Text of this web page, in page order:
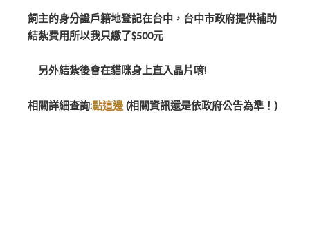
飼主的身分證戶籍地登記在台中，台中市政府提供補助
結紮費用所以我只繳了$500元
另外結紮後會在貓咪身上直入晶片唷!
相關詳細查詢:點這邊 (相關資訊還是依政府公告為準！)